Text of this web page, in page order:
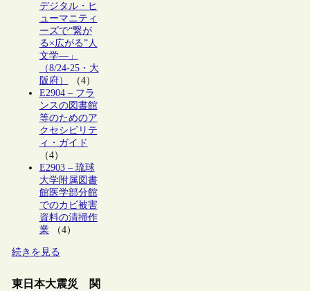
デジタル・ヒ
ューマニティ
ーズで“繋が
る×広がる”人
文学―」
（8/24-25・大
阪府）
（4）
E2904 – フラ
ンスの図書館
等のためのア
クセシビリテ
ィ・ガイド
（4）
E2903 – 琉球
大学附属図書
館医学部分館
でのカビ被害
資料の清掃作
業（4）
続きを見る
東日本大震災 関